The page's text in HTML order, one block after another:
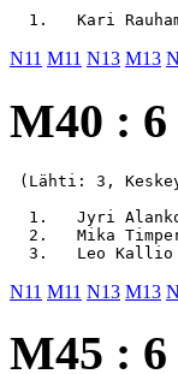
N11 M11 N13 M13
M40 :
(Lähti: 3,
1.   Jyri
2.   Mika
N11 M11 N13 M13
M45 :